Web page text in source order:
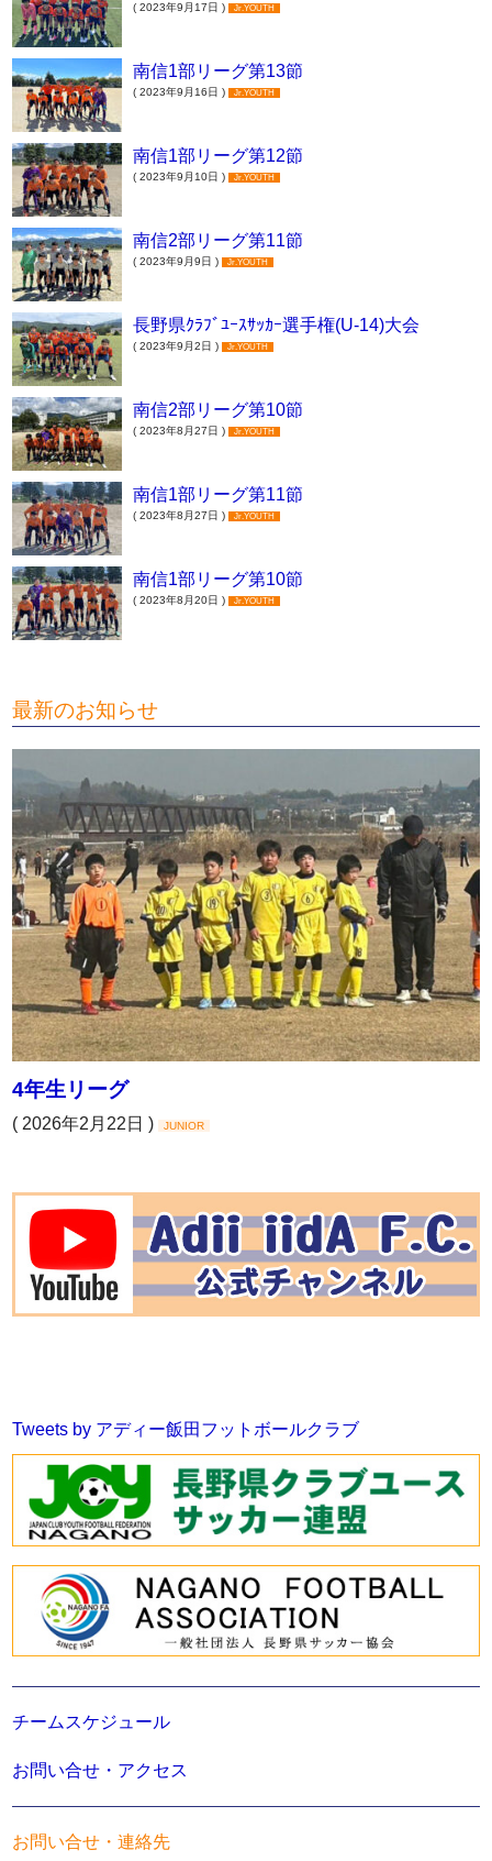
( 2023年9月17日 ) Jr.YOUTH
南信1部リーグ第13節
( 2023年9月16日 ) Jr.YOUTH
南信1部リーグ第12節
( 2023年9月10日 ) Jr.YOUTH
南信2部リーグ第11節
( 2023年9月9日 ) Jr.YOUTH
長野県ｸﾗﾌﾞﾕｰｽｻｯｶｰ選手権(U-14)大会
( 2023年9月2日 ) Jr.YOUTH
南信2部リーグ第10節
( 2023年8月27日 ) Jr.YOUTH
南信1部リーグ第11節
( 2023年8月27日 ) Jr.YOUTH
南信1部リーグ第10節
( 2023年8月20日 ) Jr.YOUTH
最新のお知らせ
4年生リーグ
( 2026年2月22日 ) JUNIOR
Tweets by アディー飯田フットボールクラブ
チームスケジュール
お問い合せ・アクセス
お問い合せ・連絡先